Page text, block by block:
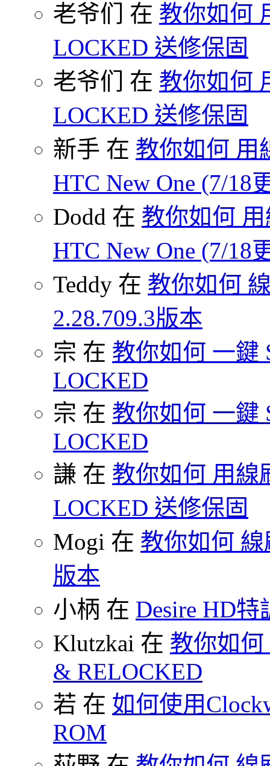
老爷们 在 教你如何
LOCKED 送修保固
老爷们 在 教你如何
LOCKED 送修保固
新手 在 教你如何 用
HTC New One (7/18
Dodd 在 教你如何
HTC New One (7/18
Teddy 在 教你如何
2.28.709.3版本
宗 在 教你如何 一鍵
LOCKED
宗 在 教你如何 一鍵
LOCKED
謙 在 教你如何 用線
LOCKED 送修保固
Mogi 在 教你如何 線
版本
小柄 在 Desire HD特
Klutzkai 在 教你如
& RELOCKED
若 在 如何使用
ROM